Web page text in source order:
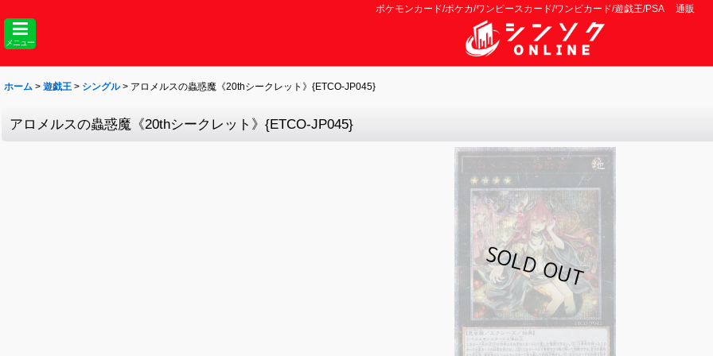
ポケモンカード/ポケカ/ワンピースカード/ワンピカード/遊戯王/PSA 通販
メニュー
ホーム > 遊戯王 > シングル > アロメルスの蟲惑魔《20thシークレット》{ETCO-JP045}
アロメルスの蟲惑魔《20thシークレット》{ETCO-JP045}